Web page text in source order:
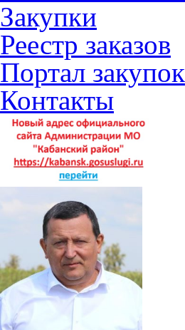
Закупки
Реестр заказов
Портал закупок
Контакты